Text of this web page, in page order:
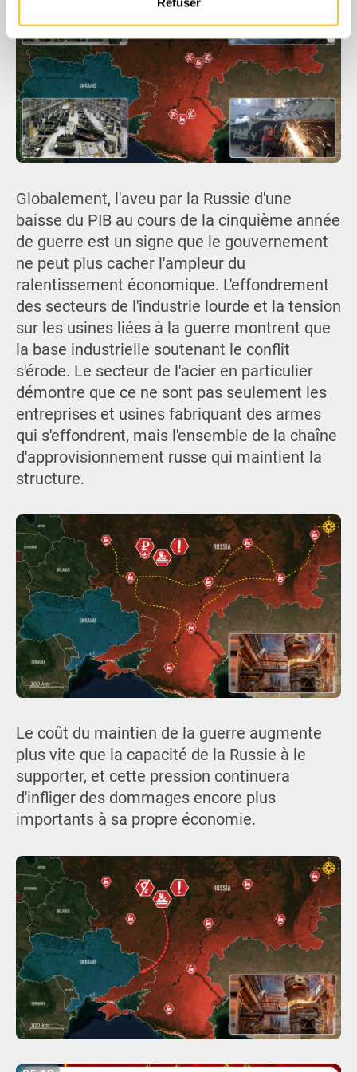
ou qu'ils ont collectées lors de votre utilisation de leurs
services.
Globalement, l'aveu par la Russie d'une
baisse du PIB au cours de la cinquième année
de guerre est un signe que le gouvernement
ne peut plus cacher l'ampleur du
ralentissement économique. L'effondrement
des secteurs de l'industrie lourde et la tension
sur les usines liées à la guerre montrent que
la base industrielle soutenant le conflit
s'érode. Le secteur de l'acier en particulier
démontre que ce ne sont pas seulement les
entreprises et usines fabriquant des armes
qui s'effondrent, mais l'ensemble de la chaîne
d'approvisionnement russe qui maintient la
structure.
Le coût du maintien de la guerre augmente
plus vite que la capacité de la Russie à le
supporter, et cette pression continuera
d'infliger des dommages encore plus
importants à sa propre économie.